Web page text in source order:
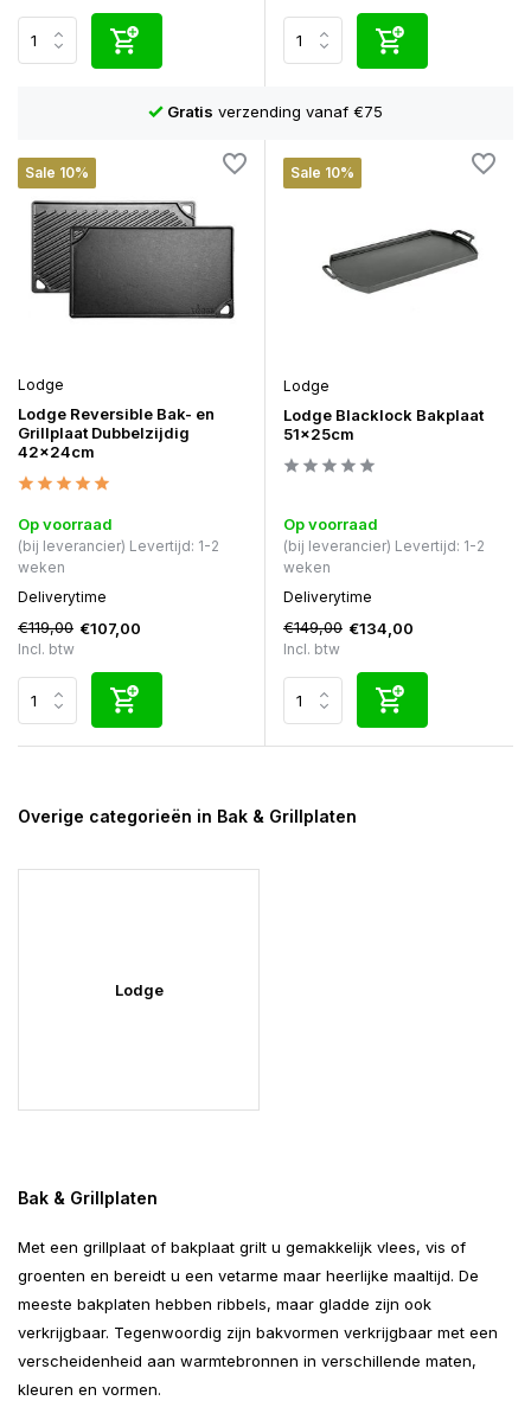
Niet goed? Geld terug!
Sale 10%
Lodge
Lodge Reversible Bak- en
Grillplaat Dubbelzijdig
42x24cm
Op voorraad
(bij leverancier) Levertijd: 1-2
weken
Deliverytime
€119,00 €107,00
Incl. btw
Sale 10%
Lodge
Lodge Blacklock Bakplaat
51x25cm
Op voorraad
(bij leverancier) Levertijd: 1-2
weken
Deliverytime
€149,00 €134,00
Incl. btw
Overige categorieën in Bak & Grillplaten
Lodge
Bak & Grillplaten
Met een grillplaat of bakplaat grilt u gemakkelijk vlees, vis of
groenten en bereidt u een vetarme maar heerlijke maaltijd. De
meeste bakplaten hebben ribbels, maar gladde zijn ook
verkrijgbaar. Tegenwoordig zijn bakvormen verkrijgbaar met een
verscheidenheid aan warmtebronnen in verschillende maten,
kleuren en vormen.